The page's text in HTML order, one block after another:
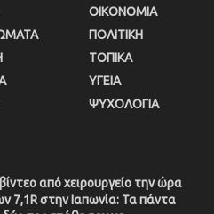
ΟΙΚΟΝΟΜΙΑ
ΠΟΛΙΤΙΚΗ
ΤΟΠΙΚΑ
ΥΓΕΙΑ
ΨΥΧΟΛΟΓΙΑ
από χειρουργείο την ώρα
7,1R στην Ιαπωνία: Τα πάντα